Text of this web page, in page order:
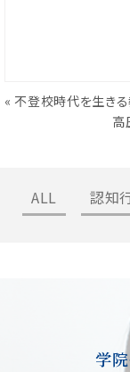
« 不登校時代を生き
高
ALL 認知
学